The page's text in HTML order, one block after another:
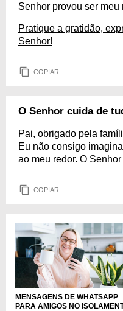
Senhor provou ser meu
Pratique a gratidão,
Senhor!
COPIAR
O Senhor cuida de
Pai, obrigado pela
Eu não consigo
ao meu redor. O
COPIAR
MENSAGENS DE WHATSAPP
PARA AMIGOS NO